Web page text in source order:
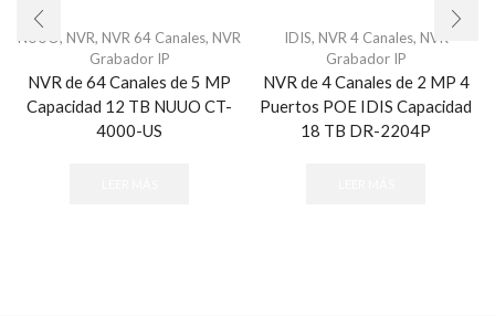
NUUO, NVR, NVR 64 Canales, NVR
Grabador IP
NVR de 64 Canales de 5 MP
Capacidad 12 TB NUUO CT-
4000-US
IDIS, NVR 4 Canales, NVR
Grabador IP
NVR de 4 Canales de 2 MP 4
Puertos POE IDIS Capacidad
18 TB DR-2204P